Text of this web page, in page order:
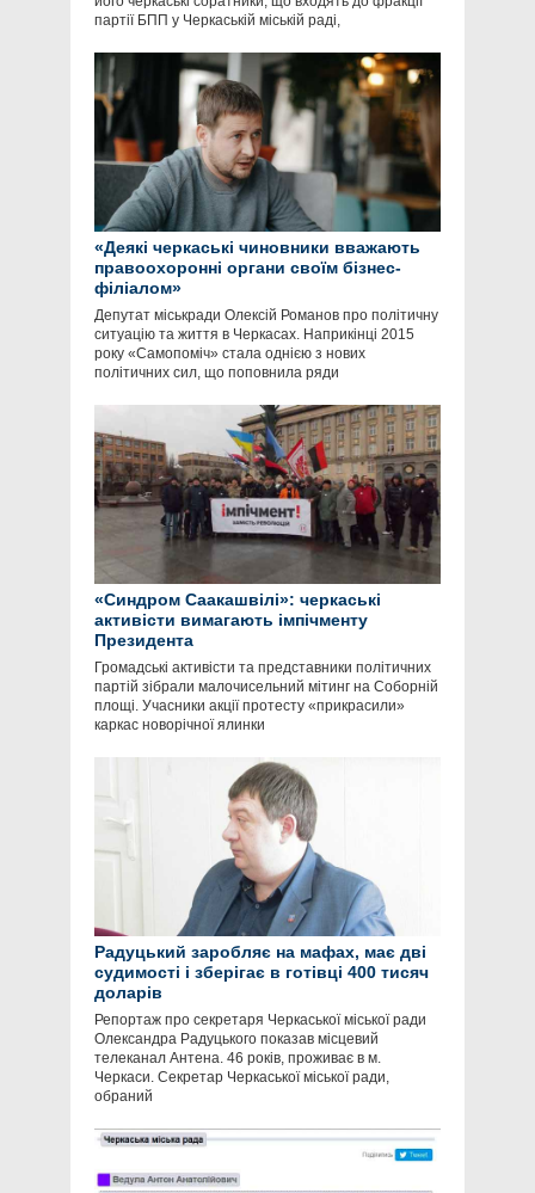
партії БПП у Черкаській міській раді,
«Деякі черкаські чиновники вважають
правоохоронні органи своїм бізнес-
філіалом»
Депутат міськради Олексій Романов про політичну
ситуацію та життя в Черкасах. Наприкінці 2015
року «Самопоміч» стала однією з нових
політичних сил, що поповнила ряди
«Синдром Саакашвілі»: черкаські
активісти вимагають імпічменту
Президента
Громадські активісти та представники політичних
партій зібрали малочисельний мітинг на Соборній
площі. Учасники акції протесту «прикрасили»
каркас новорічної ялинки
Радуцький заробляє на мафах, має дві
судимості і зберігає в готівці 400 тисяч
доларів
Репортаж про секретаря Черкаської міської ради
Олександра Радуцького показав місцевий
телеканал Антена. 46 років, проживає в м.
Черкаси. Секретар Черкаської міської ради,
обраний